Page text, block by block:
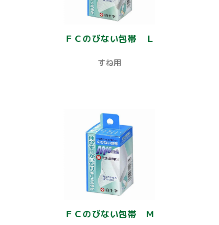
ＦＣのびない包帯 Ｌ
すね用
ＦＣのびない包帯 Ｍ